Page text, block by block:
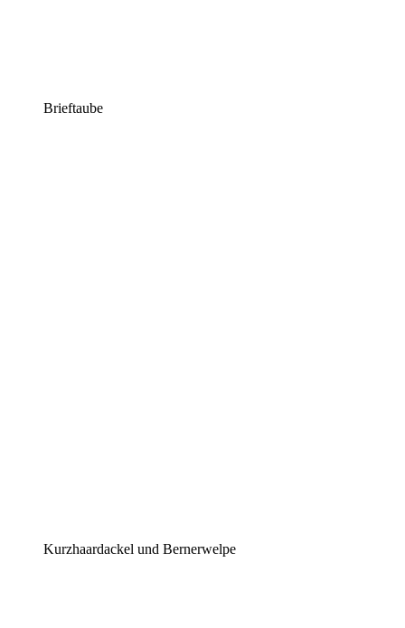
Brieftaube
Kurzhaardackel und Bernerwelpe